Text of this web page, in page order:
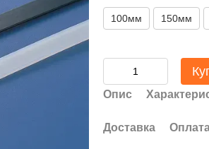
100мм 150мм
Опис
Доставка